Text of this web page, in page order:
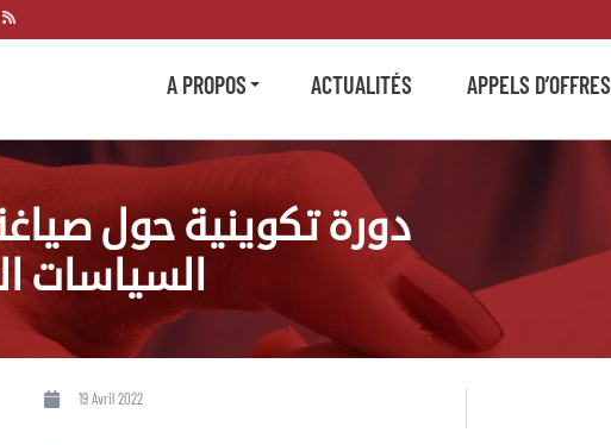
A PROPOS ACTUALITÉS APPELS D’OFFRES
دورة تكوينية حول
السياسات
19 Avril 2022